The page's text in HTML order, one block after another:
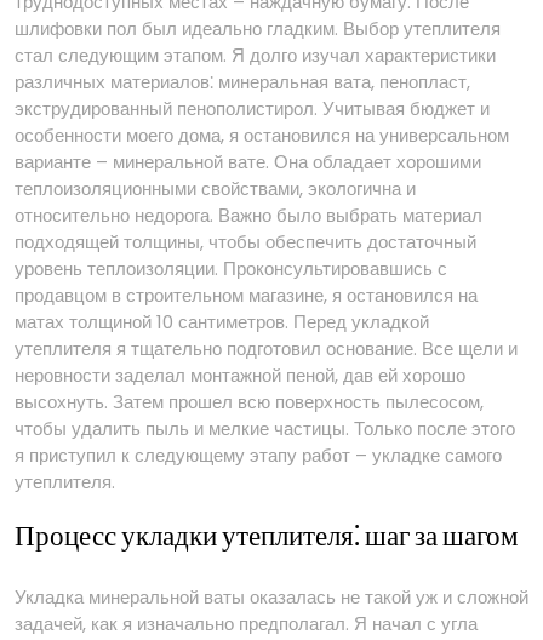
шлифовки пол был идеально гладким. Выбор утеплителя
стал следующим этапом. Я долго изучал характеристики
различных материалов⁚ минеральная вата, пенопласт,
экструдированный пенополистирол. Учитывая бюджет и
особенности моего дома, я остановился на универсальном
варианте – минеральной вате. Она обладает хорошими
теплоизоляционными свойствами, экологична и
относительно недорога. Важно было выбрать материал
подходящей толщины, чтобы обеспечить достаточный
уровень теплоизоляции. Проконсультировавшись с
продавцом в строительном магазине, я остановился на
матах толщиной 10 сантиметров. Перед укладкой
утеплителя я тщательно подготовил основание. Все щели и
неровности заделал монтажной пеной, дав ей хорошо
высохнуть. Затем прошел всю поверхность пылесосом,
чтобы удалить пыль и мелкие частицы. Только после этого
я приступил к следующему этапу работ – укладке самого
утеплителя.
Процесс укладки утеплителя⁚ шаг за шагом
Укладка минеральной ваты оказалась не такой уж и сложной
задачей, как я изначально предполагал. Я начал с угла